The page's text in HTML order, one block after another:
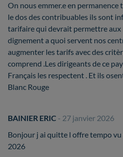
On nous emmer.e en permanence
le dos des contribuables ils sont
tarifaire qui devrait permettre aux
dignement a quoi servent nos
augmenter les tarifs avec des
comprend .Les dirigeants de ce
Français les respectent . Et ils
Blanc Rouge
BAINIER ERIC - 27 janvier 2026
Bonjour j ai quitte l offre tempo
2026